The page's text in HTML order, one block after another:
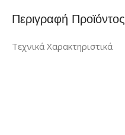
Περιγραφή Προϊόντος
Τεχνικά Χαρακτηριστικά